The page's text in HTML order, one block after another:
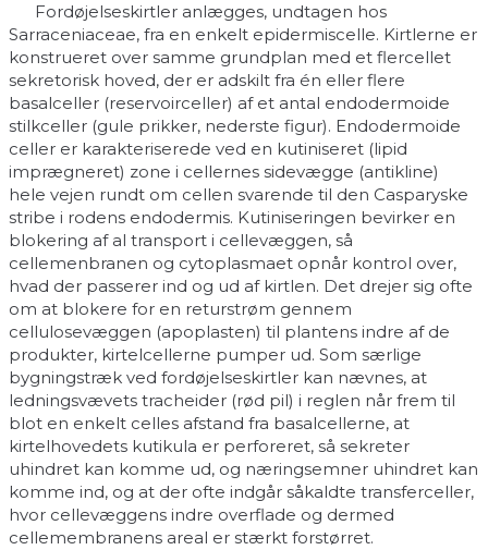
Fordøjelseskirtler anlægges, undtagen hos
Sarraceniaceae, fra en enkelt epidermiscelle. Kirtlerne er
konstrueret over samme grundplan med et flercellet
sekretorisk hoved, der er adskilt fra én eller flere
basalceller (reservoirceller) af et antal endodermoide
stilkceller (gule prikker, nederste figur). Endodermoide
celler er karakteriserede ved en kutiniseret (lipid
imprægneret) zone i cellernes sidevægge (antikline)
hele vejen rundt om cellen svarende til den Casparyske
stribe i rodens endodermis. Kutiniseringen bevirker en
blokering af al transport i cellevæggen, så
cellemenbranen og cytoplasmaet opnår kontrol over,
hvad der passerer ind og ud af kirtlen. Det drejer sig ofte
om at blokere for en returstrøm gennem
cellulosevæggen (apoplasten) til plantens indre af de
produkter, kirtelcellerne pumper ud. Som særlige
bygningstræk ved fordøjelseskirtler kan nævnes, at
ledningsvævets tracheider (rød pil) i reglen når frem til
blot en enkelt celles afstand fra basalcellerne, at
kirtelhovedets kutikula er perforeret, så sekreter
uhindret kan komme ud, og næringsemner uhindret kan
komme ind, og at der ofte indgår såkaldte transferceller,
hvor cellevæggens indre overflade og dermed
cellemembranens areal er stærkt forstørret.